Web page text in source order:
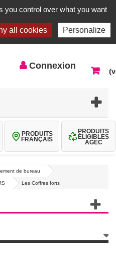
Contactez-nous
Connexion
PRODUITS
FRANÇAIS
PRODUITS
ÉLIGIBLES
AGEC
de bureau
Les Coffres forts
you control over what you want
all cookies Personalize